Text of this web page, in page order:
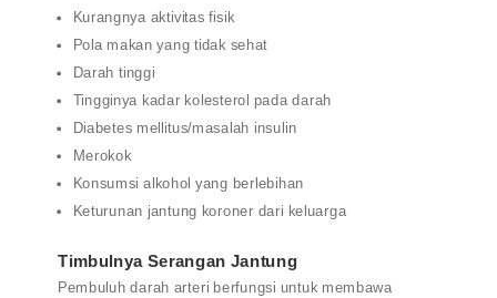
Kurangnya aktivitas fisik
Pola makan yang tidak sehat
Darah tinggi
Tingginya kadar kolesterol pada darah
Diabetes mellitus/masalah insulin
Merokok
Konsumsi alkohol yang berlebihan
Keturunan jantung koroner dari keluarga
Timbulnya Serangan Jantung
Pembuluh darah arteri berfungsi untuk membawa